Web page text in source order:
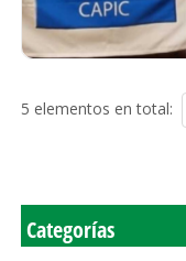
5 elementos en total:
Categorías